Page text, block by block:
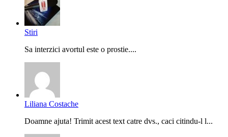
Stiri
Sa interzici avortul este o prostie....
Liliana Costache
Doamne ajuta! Trimit acest text catre dvs., caci citindu-l l...